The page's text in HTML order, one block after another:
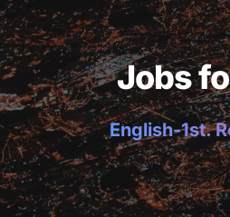
Jobs
English-1st.